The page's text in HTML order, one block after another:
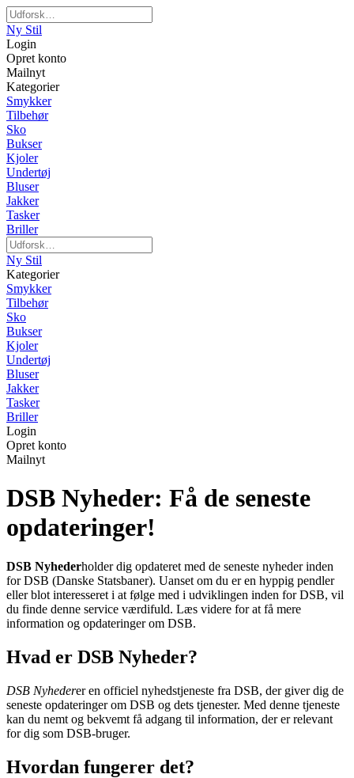
Ny Stil
Login
Opret konto
Mailnyt
Kategorier
Smykker
Tilbehør
Sko
Bukser
Kjoler
Undertøj
Bluser
Jakker
Tasker
Briller
Ny Stil
Kategorier
Smykker
Tilbehør
Sko
Bukser
Kjoler
Undertøj
Bluser
Jakker
Tasker
Briller
Login
Opret konto
Mailnyt
DSB Nyheder: Få de seneste
opdateringer!
DSB Nyhederholder dig opdateret med de seneste nyheder inden
for DSB (Danske Statsbaner). Uanset om du er en hyppig pendler
eller blot interesseret i at følge med i udviklingen inden for DSB, vil
du finde denne service værdifuld. Læs videre for at få mere
information og opdateringer om DSB.
Hvad er DSB Nyheder?
DSB Nyhederer en officiel nyhedstjeneste fra DSB, der giver dig de
seneste opdateringer om DSB og dets tjenester. Med denne tjeneste
kan du nemt og bekvemt få adgang til information, der er relevant
for dig som DSB-bruger.
Hvordan fungerer det?